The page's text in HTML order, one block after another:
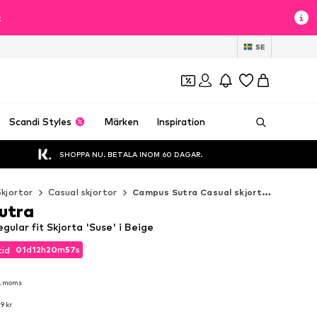
SE
Scandi Styles Märken Inspiration
SHOPPA NU. BETALA INOM 60 DAGAR.
Casual skjortor Campus Sutra Casual skjortor
01d12h20m55s
moms
kr
01d12h20m55s
fit Skjorta 'Suse' i Beige